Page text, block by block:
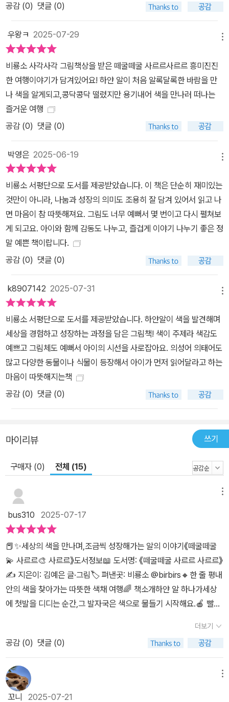
공감 (0) 댓글 (0)
우왕ㅋ 2025-07-29
비룡소 사각사각 그림책상을 받은 떼굴떼굴 사르르사르르 흥미진진
한 여행이야기가 담겨있어요! 하얀 알이 처음 알록달록한 바람을 만
나 색을 알게되고,콩닥콩닥 떨렸지만 용기내어 색을 만나러 떠나는
즐거운 여행
공감 (0) 댓글 (0)
박영은 2025-06-19
비룡소 서평단으로 도서를 제공받았습니다. 이 책은 단순히 재미있는
것만이 아니라, 나눔과 성장의 의미도 조용히 잘 담겨 있어서 읽고 나
면 마음이 참 따뜻해져요. 그림도 너무 예뻐서 몇 번이고 다시 펼쳐보
게 되고요. 아이와 함께 감동도 나누고, 즐겁게 이야기 나누기 좋은 정
말 예쁜 책이랍니다.
공감 (0) 댓글 (0)
k8907142 2025-07-31
​비룡소 서평단으로 도서를 제공받았습니다. 하얀알이 색을 발견해며
세상을 경험하고 성장하는 과정을 담은 그림책! 색이 주제라 색감도
예쁘고 그림체도 예뻐서 아이의 시선을 사로잡아요. 의성어 의태어도
많고 다양한 동물이나 식물이 등장해서 아이가 먼저 읽어달라고 하는
마음이 따뜻해지는책
공감 (0) 댓글 (0)
마이리뷰 쓰기
구매자 (0) 전체 (15)
bus310 2025-07-17
📕✨세상의 색을 만나며,조금씩 성장해가는 알의 이야기《떼굴떼굴
💫 사르르🎨 사르르》도서정보📖 도서명: 《떼굴떼굴 사르르 사르르》
✍️ 지은이: 김예은 글·그림🏷 펴낸곳: 비룡소 @birbirs🔸한 줄 평내
안의 색을 찾아가는 따뜻한 색채 여행🌈 책소개하얀 알 하나가세상
에 첫발을 디디는 순간,그 발자국은 색으로 물들기 시작해요.🍎 빨강
움을,🫐 파랑은 자유로움을 담아하나하나 받아들이는 알.하지만…🖤
온몸이 까맣게물들어버린 그 순간,알은 깨닫게 돼요.✨ “모든 색은 내
안에 있었던 거야!” ✨직접 오려 붙인 듯한 컷아웃 기법,의성어와 의
태어가 살아 숨 쉬는 표현까지!마지막엔 세로로 펼쳐지는 장면으로읽
는 재미가 두 배!➿️➿️👀 감상 포인트🖍 주변의 색이 주는 느낌을
더보기
공감 (0) 댓글 (0)
꼬니 2025-07-21